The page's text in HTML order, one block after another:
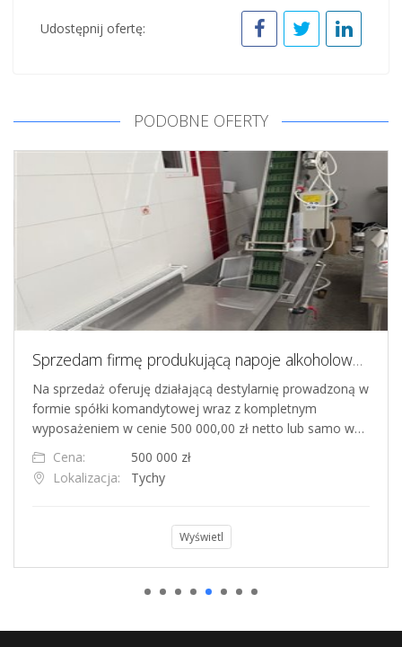
Udostępnij ofertę:
PODOBNE OFERTY
Sprzedam firmę produkującą napoje alkoholowe lub całe wyposażenie
Na sprzedaż oferuję działającą destylarnię prowadzoną w
formie spółki komandytowej wraz z kompletnym
wyposażeniem w cenie 500 000,00 zł netto lub samo w…
Cena:
500 000 zł
Lokalizacja:
Tychy
Wyświetl